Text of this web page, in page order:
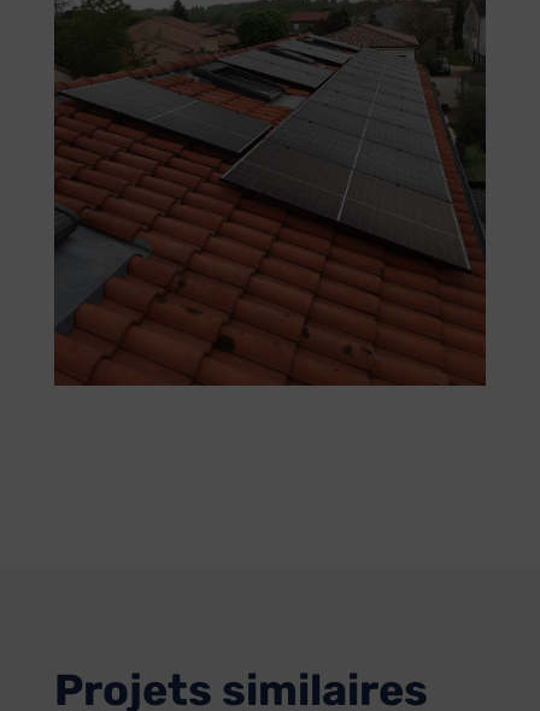
Projets similaires